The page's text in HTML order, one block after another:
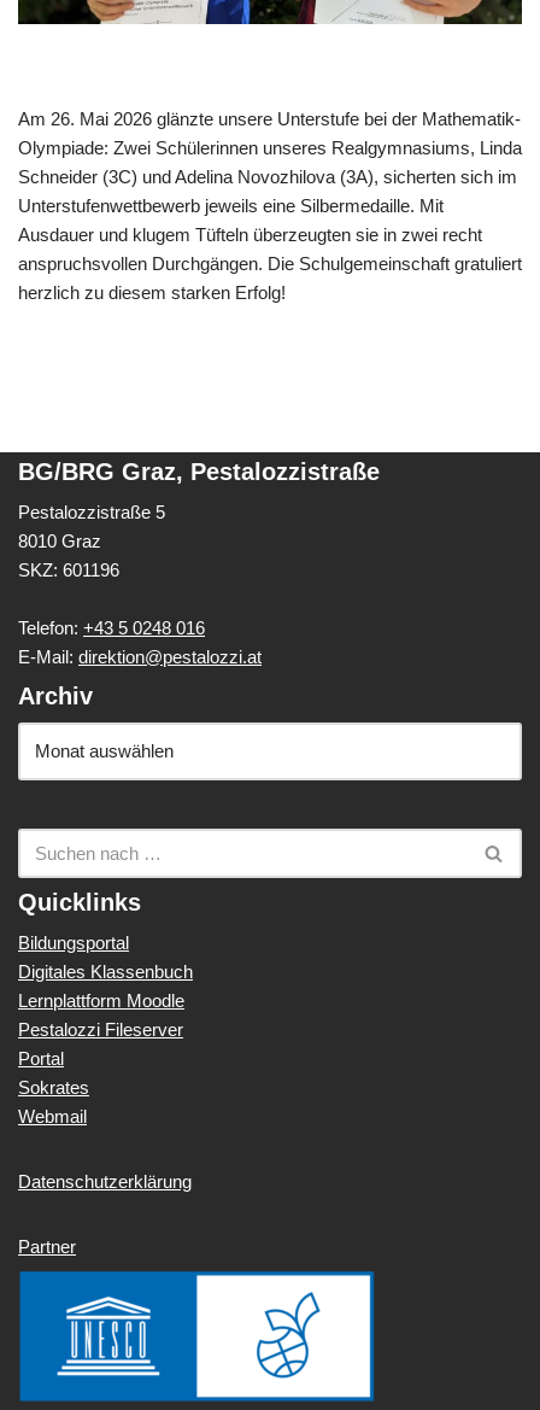
Am 26. Mai 2026 glänzte unsere Unterstufe bei der Mathematik-
Olympiade: Zwei Schülerinnen unseres Realgymnasiums, Linda
Schneider (3C) und Adelina Novozhilova (3A), sicherten sich im
Unterstufenwettbewerb jeweils eine Silbermedaille. Mit
Ausdauer und klugem Tüfteln überzeugten sie in zwei recht
anspruchsvollen Durchgängen. Die Schulgemeinschaft gratuliert
herzlich zu diesem starken Erfolg!
BG/BRG Graz, Pestalozzistraße
Pestalozzistraße 5
8010 Graz
SKZ: 601196
Telefon: +43 5 0248 016
E-Mail: direktion@pestalozzi.at
Archiv
Quicklinks
Bildungsportal
Digitales Klassenbuch
Lernplattform Moodle
Pestalozzi Fileserver
Portal
Sokrates
Webmail
Datenschutzerklärung
Partner